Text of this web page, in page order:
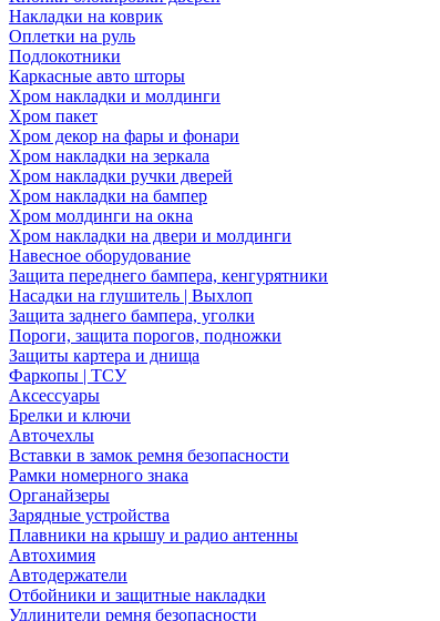
Накладки на коврик
Оплетки на руль
Подлокотники
Каркасные авто шторы
Хром накладки и молдинги
Хром пакет
Хром декор на фары и фонари
Хром накладки на зеркала
Хром накладки ручки дверей
Хром накладки на бампер
Хром молдинги на окна
Хром накладки на двери и молдинги
Навесное оборудование
Защита переднего бампера, кенгурятники
Насадки на глушитель | Выхлоп
Защита заднего бампера, уголки
Пороги, защита порогов, подножки
Защиты картера и днища
Фаркопы | ТСУ
Аксессуары
Брелки и ключи
Авточехлы
Вставки в замок ремня безопасности
Рамки номерного знака
Органайзеры
Зарядные устройства
Плавники на крышу и радио антенны
Автохимия
Автодержатели
Отбойники и защитные накладки
Удлинители ремня безопасности